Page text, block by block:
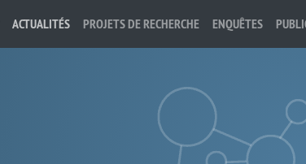
ACTUALITÉS PROJETS DE RECHERCHE ENQUÊTES